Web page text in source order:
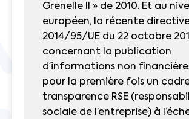
Grenelle II » de 2010. Et au
européen, la récente
2014/95/UE du 22 octobre
concernant la publication
d’informations non
pour la première fois un
transparence RSE
sociale de l’entreprise) à